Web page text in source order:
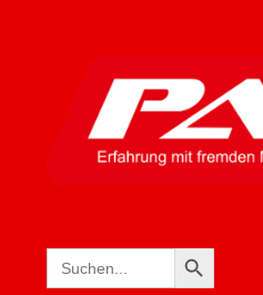
Search
for:
SEARCH BUTTON